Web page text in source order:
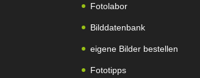
Fotolabor
Bilddatenbank
eigene Bilder bestellen
Fototipps